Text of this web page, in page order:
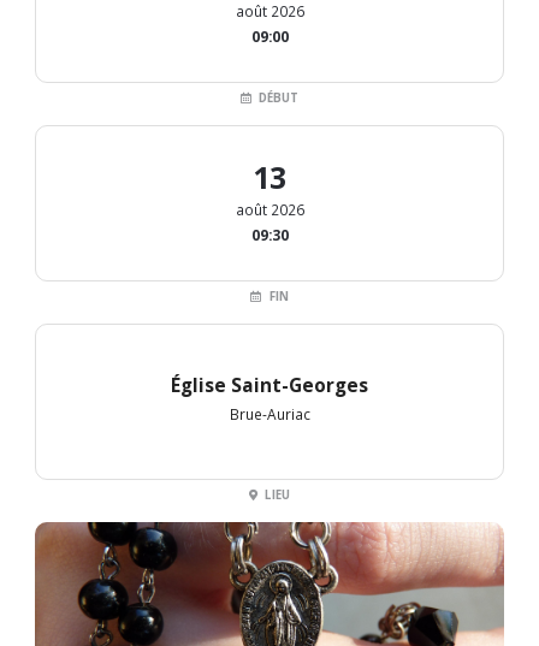
août 2026
09:00
DÉBUT
13
août 2026
09:30
FIN
Église Saint-Georges
Brue-Auriac
LIEU